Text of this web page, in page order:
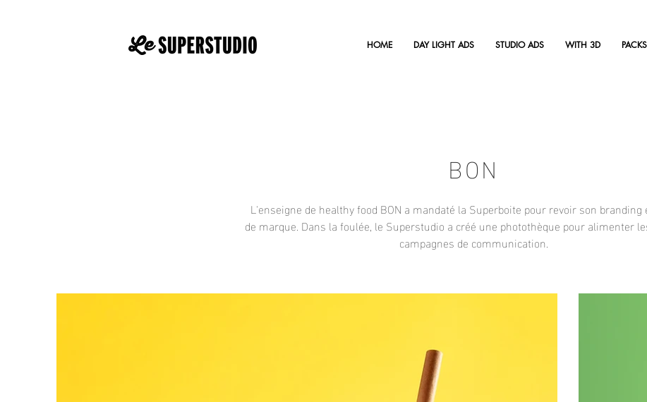
HOME DAY LIGHT ADS STUDIO ADS WITH 3D
BON
L'enseigne de healthy food BON a mandaté la Superboite pour revoir son
de marque. Dans la foulée, le Superstudio a créé une photothèque pour alimenter
campagnes de communication.